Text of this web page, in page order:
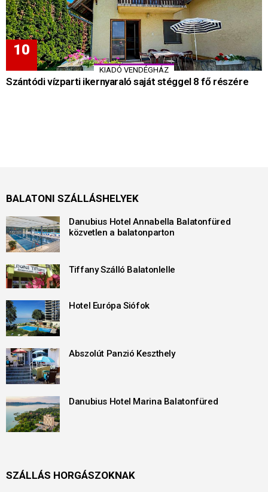
KIADÓ VENDÉGHÁZ
Szántódi vízparti ikernyaraló saját stéggel 8 fő részére
BALATONI SZÁLLÁSHELYEK
Danubius Hotel Annabella Balatonfüred
közvetlen a balatonparton
Tiffany Szálló Balatonlelle
Hotel Európa Siófok
Abszolút Panzió Keszthely
Danubius Hotel Marina Balatonfüred
SZÁLLÁS HORGÁSZOKNAK